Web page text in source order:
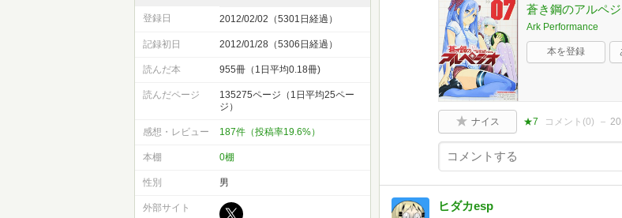
蒼き鋼のアルペ
Ark Performance
本を登録
ナイス ★7 コメント(0)
ヒダカesp
登録日 2012/02/02（5301日経過）
記録初日 2012/01/28（5306日経過）
読んだ本 955冊（1日平均0.18冊)
読んだページ
135275ページ（1日平均25ペー
ジ）
感想・レビュー 187件（投稿率19.6%）
本棚 0棚
性別 男
外部サイト